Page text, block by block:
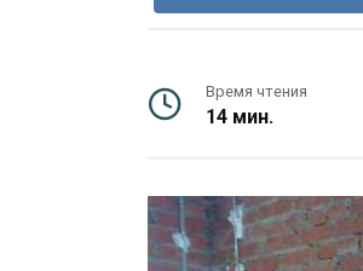
Время чтения
14 мин.